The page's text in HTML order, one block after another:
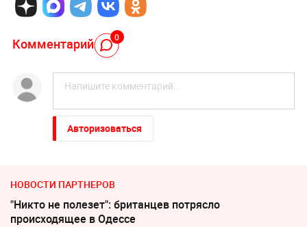
Комментарий 0
Авторизоваться
НОВОСТИ ПАРТНЕРОВ
"Никто не полезет": британцев потрясло
происходящее в Одессе